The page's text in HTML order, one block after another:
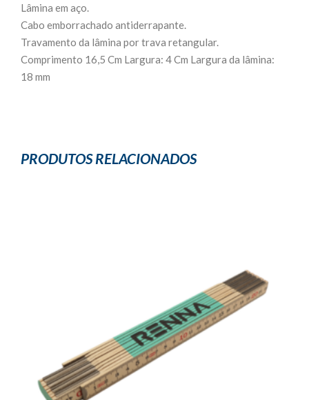
Lâmina em aço.
Cabo emborrachado antiderrapante.
Travamento da lâmina por trava retangular.
Comprimento 16,5 Cm Largura: 4 Cm Largura da lâmina:
18 mm
PRODUTOS RELACIONADOS